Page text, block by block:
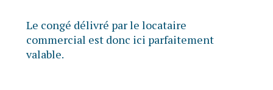
Le congé délivré par le locataire
commercial est donc ici parfaitement
valable.